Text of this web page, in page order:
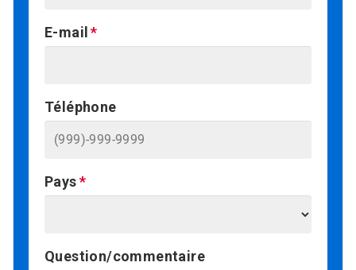
E-mail
Téléphone
Pays
Question/commentaire